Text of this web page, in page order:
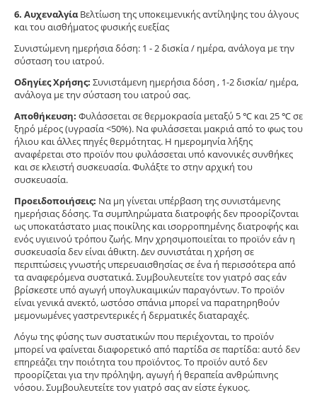
6. Αυχεναλγία Βελτίωση της υποκειμενικής αντίληψης του άλγους
και του αισθήματος φυσικής ευεξίας
Συνιστώμενη ημερήσια δόση: 1 - 2 δισκία / ημέρα, ανάλογα με την
σύσταση του ιατρού.
Οδηγίες Χρήσης: Συνιστάμενη ημερήσια δόση , 1-2 δισκία/ ημέρα,
ανάλογα με την σύσταση του ιατρού σας.
Αποθήκευση: Φυλάσσεται σε θερμοκρασία μεταξύ 5 ℃ και 25 ℃ σε
ξηρό μέρος (υγρασία <50%). Να φυλάσσεται μακριά από το φως του
ήλιου και άλλες πηγές θερμότητας. Η ημερομηνία λήξης
αναφέρεται στο προϊόν που φυλάσσεται υπό κανονικές συνθήκες
και σε κλειστή συσκευασία. Φυλάξτε το στην αρχική του
συσκευασία.
Προειδοποιήσεις: Να μη γίνεται υπέρβαση της συνιστάμενης
ημερήσιας δόσης. Τα συμπληρώματα διατροφής δεν προορίζονται
ως υποκατάστατο μιας ποικίλης και ισορροπημένης διατροφής και
ενός υγιεινού τρόπου ζωής. Μην χρησιμοποιείται το προϊόν εάν η
συσκευασία δεν είναι άθικτη. Δεν συνιστάται η χρήση σε
περιπτώσεις γνωστής υπερευαισθησίας σε ένα ή περισσότερα από
τα αναφερόμενα συστατικά. Συμβουλευτείτε τον γιατρό σας εάν
βρίσκεστε υπό αγωγή υπογλυκαιμικών παραγόντων. Το προϊόν
είναι γενικά ανεκτό, ωστόσο σπάνια μπορεί να παρατηρηθούν
μεμονωμένες γαστρεντερικές ή δερματικές διαταραχές.
Λόγω της φύσης των συστατικών που περιέχονται, το προϊόν
μπορεί να φαίνεται διαφορετικό από παρτίδα σε παρτίδα: αυτό δεν
επηρεάζει την ποιότητα του προϊόντος. Το προϊόν αυτό δεν
προορίζεται για την πρόληψη, αγωγή ή θεραπεία ανθρώπινης
νόσου. Συμβουλευτείτε τον γιατρό σας αν είστε έγκυος.